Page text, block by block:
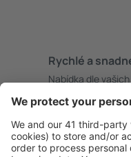
Rychlé a
Nabídka dle
Pečlivé
Bezproblémová
zrušení.